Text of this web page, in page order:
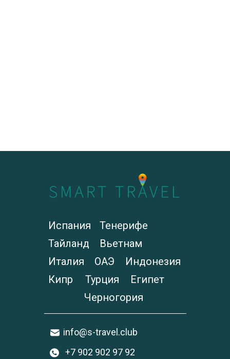
+7 902 902 97 92
info@s-travel.club
Испания
Египет
Кипр Турция
Индонезия
ОАЭ
Черногория
Тайланд Вьетнам
Тенерифе
Италия